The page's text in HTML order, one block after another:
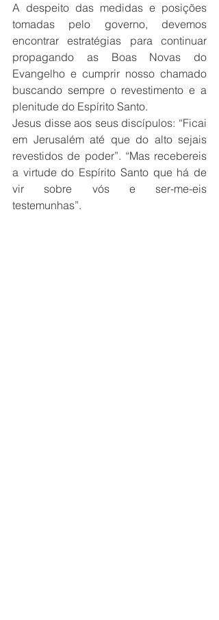
A despeito das medidas e posições
tomadas pelo governo, devemos
encontrar estratégias para continuar
propagando as Boas Novas do
Evangelho e cumprir nosso chamado
buscando sempre o revestimento e a
plenitude do Espírito Santo.
Jesus disse aos seus discípulos: “Ficai
em Jerusalém até que do alto sejais
revestidos de poder”. “Mas recebereis
a virtude do Espírito Santo que há de
vir sobre vós e ser-me-eis
testemunhas”.